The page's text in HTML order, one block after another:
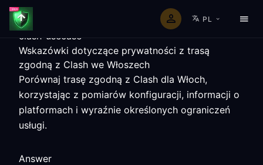
PL
clash-usecase
Wskazówki dotyczące prywatności z trasą
zgodną z Clash we Włoszech
Porównaj trasę zgodną z Clash dla Włoch,
korzystając z pomiarów konfiguracji, informacji o
platformach i wyraźnie określonych ograniczeń
usługi.
Answer